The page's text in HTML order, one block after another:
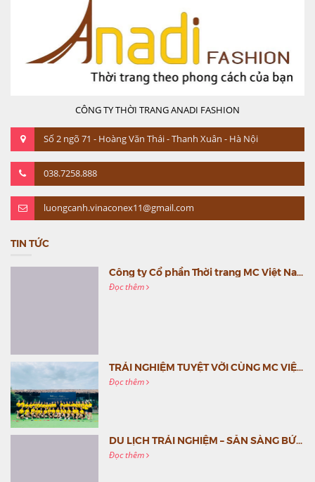
CÔNG TY THỜI TRANG ANADI FASHION
Số 2 ngõ 71 - Hoàng Văn Thái - Thanh Xuân - Hà Nội
038.7258.888
luongcanh.vinaconex11@gmail.com
TIN TỨC
Công ty Cổ phần Thời trang MC Việt Nam (MC Fashion) tổ chức Gala mừng sinh nhật lần thứ 9
Đọc thêm
TRẢI NGHIỆM TUYỆT VỜI CÙNG MC VIỆT NAM
Đọc thêm
DU LỊCH TRẢI NGHIỆM – SẴN SÀNG BỨT PHÁ CÙNG MC VIỆT NAM
Đọc thêm